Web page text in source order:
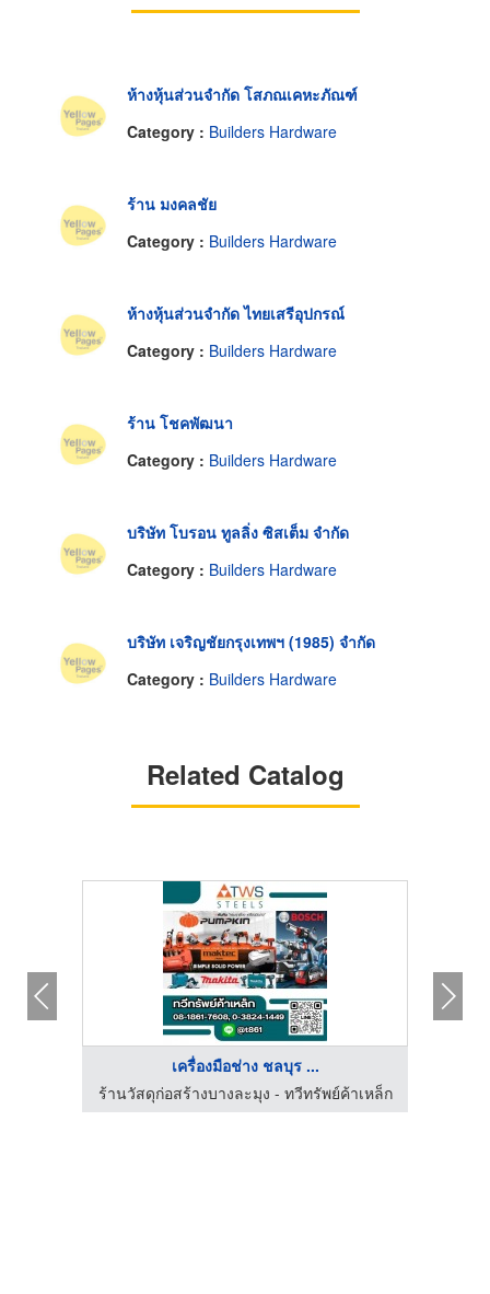
ห้างหุ้นส่วนจำกัด โสภณเคหะภัณฑ์
Category : Builders Hardware
ร้าน มงคลชัย
Category : Builders Hardware
ห้างหุ้นส่วนจำกัด ไทยเสรีอุปกรณ์
Category : Builders Hardware
ร้าน โชคพัฒนา
Category : Builders Hardware
บริษัท โบรอน ทูลลิ่ง ซิสเต็ม จำกัด
Category : Builders Hardware
บริษัท เจริญชัยกรุงเทพฯ (1985) จำกัด
Category : Builders Hardware
Related Catalog
เครื่องมือช่าง ชลบุร ...
ร้านวัสดุก่อสร้างบางละมุง - ทวีทรัพย์ค้าเหล็ก